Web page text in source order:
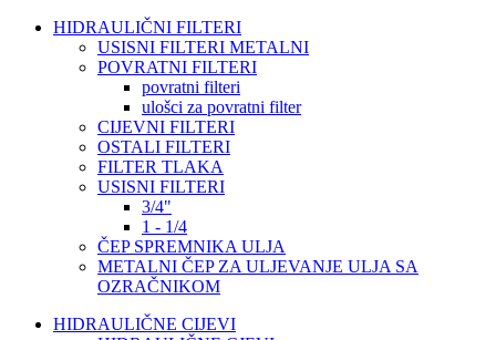
HIDRAULIČNI FILTERI
USISNI FILTERI METALNI
POVRATNI FILTERI
povratni filteri
ulošci za povratni filter
CIJEVNI FILTERI
OSTALI FILTERI
FILTER TLAKA
USISNI FILTERI
3/4"
1 - 1/4
ČEP SPREMNIKA ULJA
METALNI ČEP ZA ULJEVANJE ULJA SA
OZRAČNIKOM
HIDRAULIČNE CIJEVI